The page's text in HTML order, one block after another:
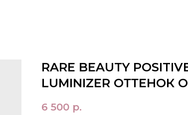
RARE BEAUTY
LUMINIZER ОТТЕНОК
6 500 р.